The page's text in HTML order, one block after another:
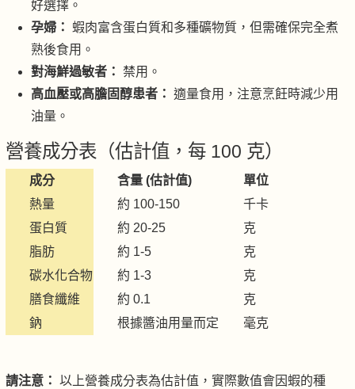
好選擇。
孕婦： 蝦肉富含蛋白質和多種礦物質，但需確保完全煮
熟後食用。
對海鮮過敏者： 禁用。
高血壓或高膽固醇患者： 適量食用，注意烹飪時減少用
油量。
營養成分表（估計值，每 100 克）
成分 含量 (估計值)
單位
熱量
約 100-150
千卡
蛋白質
約 20-25
克
脂肪
約 1-5
克
碳水化合物
約 1-3
克
膳食纖維
約 0.1
克
鈉
根據醬油用量而定 毫克
請注意： 以上營養成分表為估計值，實際數值會因蝦的種